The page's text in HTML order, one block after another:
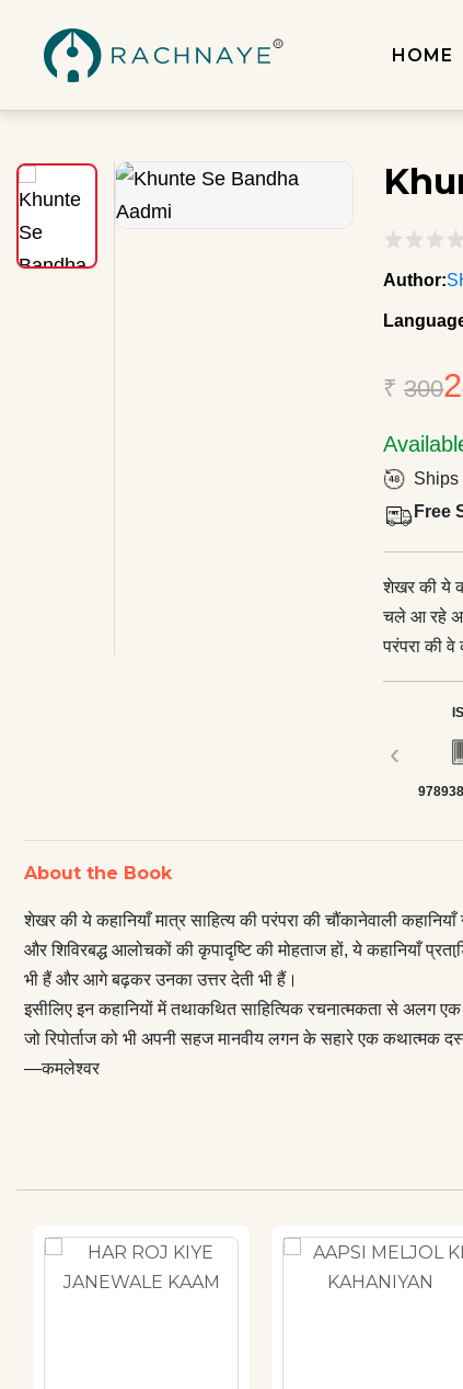
HOME
Author:
₹300
Free
शेखर की ये कहानियाँ मात्र
चले आ रहे
परंपरा की वे
मनुष्य के
उत्तर माँगती
अभीप्सा है
‹
About the Book
शेखर की ये कहानियाँ मात्र साहित्य की परंपरा की चौंकानेवाली
और शिविरबद्ध आलोचकों की कृपादृष्टि की मोहताज हों, ये कहानियाँ
भी हैं और आगे बढ़कर उनका उत्तर देती भी हैं।
इसीलिए इन कहानियों में तथाकथित साहित्यिक रचनात्मकता से अलग
जो रिपोर्ताज को भी अपनी सहज मानवीय लगन के सहारे एक कथात्मक
—कमलेश्वर